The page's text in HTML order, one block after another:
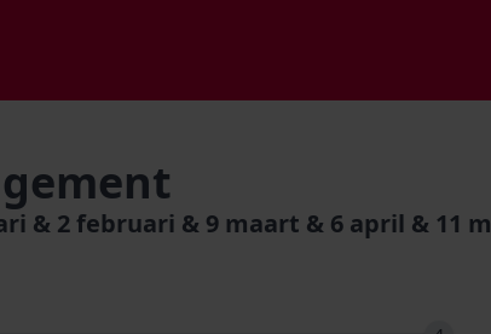
& 2 februari & 9 maart & 6 april & 11